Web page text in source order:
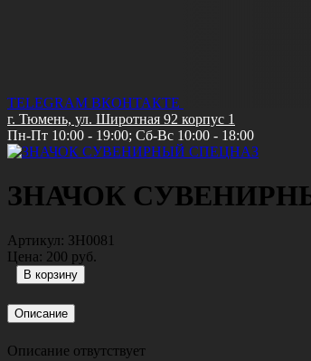
TELEGRAM ВКОНТАКТЕ
г. Тюмень, ул. Широтная 92 корпус 1
Пн-Пт 10:00 - 19:00; Сб-Вс 10:00 - 18:00
ЗНАЧОК
Артикул: ЗН0081
Цена: 200 руб.
Описание
Описание отвутствует